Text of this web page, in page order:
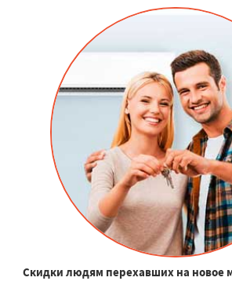
Скидки людям перехавших на новое